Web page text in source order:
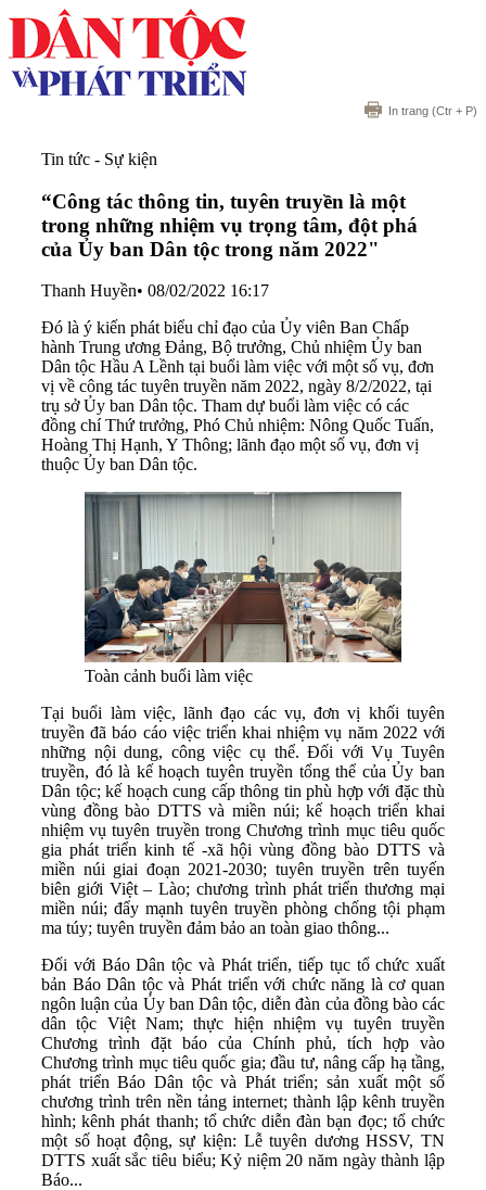
In trang (Ctr + P)
Tin tức - Sự kiện
“Công tác thông tin, tuyên truyền là một
trong những nhiệm vụ trọng tâm, đột phá
của Ủy ban Dân tộc trong năm 2022"
Thanh Huyền• 08/02/2022 16:17
Đó là ý kiến phát biểu chỉ đạo của Ủy viên Ban Chấp
hành Trung ương Đảng, Bộ trưởng, Chủ nhiệm Ủy ban
Dân tộc Hầu A Lềnh tại buổi làm việc với một số vụ, đơn
vị về công tác tuyên truyền năm 2022, ngày 8/2/2022, tại
trụ sở Ủy ban Dân tộc. Tham dự buổi làm việc có các
đồng chí Thứ trưởng, Phó Chủ nhiệm: Nông Quốc Tuấn,
Hoàng Thị Hạnh, Y Thông; lãnh đạo một số vụ, đơn vị
thuộc Ủy ban Dân tộc.
Toàn cảnh buổi làm việc
Tại buổi làm việc, lãnh đạo các vụ, đơn vị khối tuyên
truyền đã báo cáo việc triển khai nhiệm vụ năm 2022 với
những nội dung, công việc cụ thể. Đối với Vụ Tuyên
truyền, đó là kế hoạch tuyên truyền tổng thể của Ủy ban
Dân tộc; kế hoạch cung cấp thông tin phù hợp với đặc thù
vùng đồng bào DTTS và miền núi; kế hoạch triển khai
nhiệm vụ tuyên truyền trong Chương trình mục tiêu quốc
gia phát triển kinh tế -xã hội vùng đồng bào DTTS và
miền núi giai đoạn 2021-2030; tuyên truyền trên tuyến
biên giới Việt – Lào; chương trình phát triển thương mại
miền núi; đẩy mạnh tuyên truyền phòng chống tội phạm
ma túy; tuyên truyền đảm bảo an toàn giao thông...
Đối với Báo Dân tộc và Phát triển, tiếp tục tổ chức xuất
bản Báo Dân tộc và Phát triển với chức năng là cơ quan
ngôn luận của Ủy ban Dân tộc, diễn đàn của đồng bào các
dân tộc Việt Nam; thực hiện nhiệm vụ tuyên truyền
Chương trình đặt báo của Chính phủ, tích hợp vào
Chương trình mục tiêu quốc gia; đầu tư, nâng cấp hạ tầng,
phát triển Báo Dân tộc và Phát triển; sản xuất một số
chương trình trên nền tảng internet; thành lập kênh truyền
hình; kênh phát thanh; tổ chức diễn đàn bạn đọc; tổ chức
một số hoạt động, sự kiện: Lễ tuyên dương HSSV, TN
DTTS xuất sắc tiêu biểu; Kỷ niệm 20 năm ngày thành lập
Báo...